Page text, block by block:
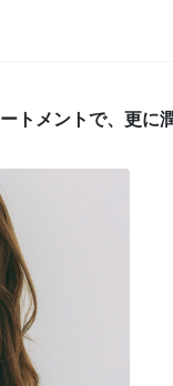
トメントで、更に